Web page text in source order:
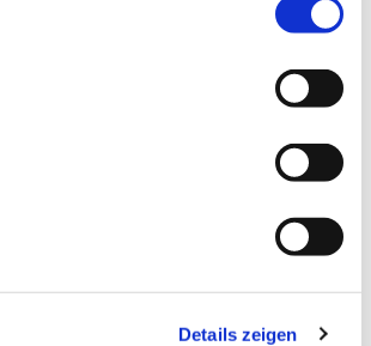
Details zeigen
könnte Sie auch